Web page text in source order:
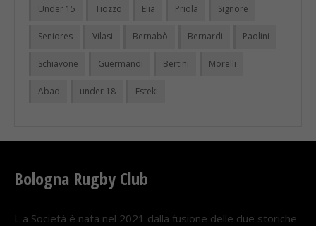
Under 15 Tiozzo Elia Priola Signore
Seniores Vilasi Bernabò Bernardi Paolini
Schiavone Guermandi Bertini Morelli
Abad under 18 Esteki
Bologna Rugby Club
L a Società è nata nel 2021 dalla fusione delle due storiche